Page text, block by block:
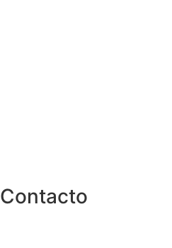
Contacto